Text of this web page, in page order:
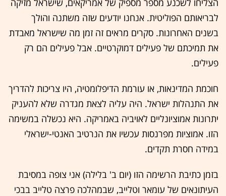
לבריאותם הפוליטית. אנחנו יודעים שזה משתנה והולך
בשנים האחרונות. סקרים מראים זה זמן מה שישראל מאבדת
את תמיכתם של פעילים דמוקרטיים. אבל פעילים הם רק
פעילים.
חוכמת המדינאות, או עורמת הדיפלומטיה, היו צריכות להדריך
את התנהלות ישראל. היה עליה לצאת מגדרה שלא להעניק
יתרונות אמוציונליים לאויביה באמריקה. היא נכשלה במשימה
הזו. אמוציות מפרנסות עכשיו את הנרטיב האנטי-ישראלי
במידה חסרת תקדים.
בזמן כתיבת הרשימה הזו (יום ב' בלילה) אני צופה במסיבת
העיתונאים של עומאר וטלייב, שבמהלכה פרצה טלייב בבכי